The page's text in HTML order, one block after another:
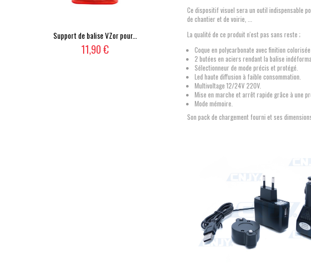
Support de balise VZor pour...
11,90 €
Ce dispositif visuel sera un outil indispensable
de chantier et de voirie, ...
La qualité de ce produit n'est pas sans reste ;
Coque en polycarbonate avec finition
2 butées en aciers rendant la balise
Sélectionneur de mode précis et protégé.
Led haute diffusion à faible consommation.
Multivoltage 12/24V 220V.
Mise en marche et arrêt rapide grâce à une
Mode mémoire.
Son pack de chargement fourni et ses